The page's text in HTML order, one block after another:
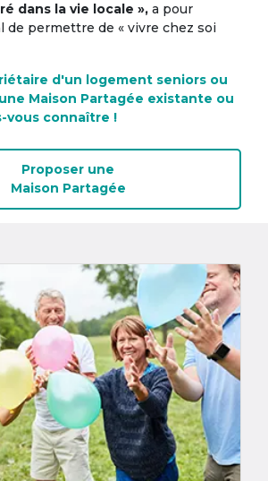
dans la vie locale », a pour
permettre de « vivre chez soi
d'un logement seniors ou
Maison Partagée existante ou
vous connaître !
Proposer une
Maison Partagée